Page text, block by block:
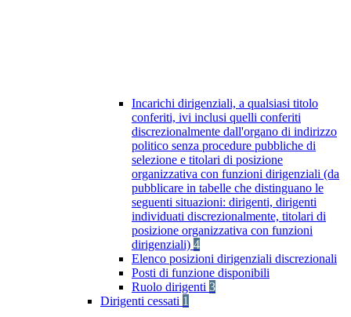
Incarichi dirigenziali, a qualsiasi titolo
conferiti, ivi inclusi quelli conferiti
discrezionalmente dall'organo di indirizzo
politico senza procedure pubbliche di
selezione e titolari di posizione
organizzativa con funzioni dirigenziali (da
pubblicare in tabelle che distinguano le
seguenti situazioni: dirigenti, dirigenti
individuati discrezionalmente, titolari di
posizione organizzativa con funzioni
dirigenziali) 4
Elenco posizioni dirigenziali discrezionali
Posti di funzione disponibili
Ruolo dirigenti 3
Dirigenti cessati 1